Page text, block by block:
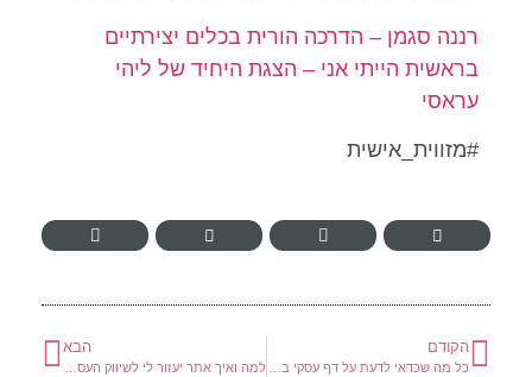
רננה סגמן – הדרכה הורית בכלים יצירתיים
בראשית הייתי אני – הצגת היחיד של ליהי
עראסי
#מזווית_אישית
הקודם הבא